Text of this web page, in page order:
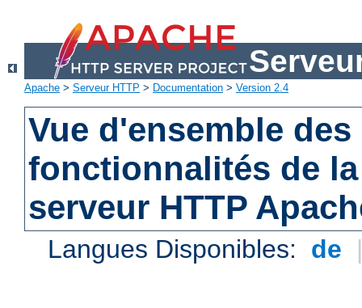
Apache > Serveur HTTP > Documentation > Version 2.4
Vue d'ensemble
fonctionnalités de
serveur HTTP
Langues Disponibles: de